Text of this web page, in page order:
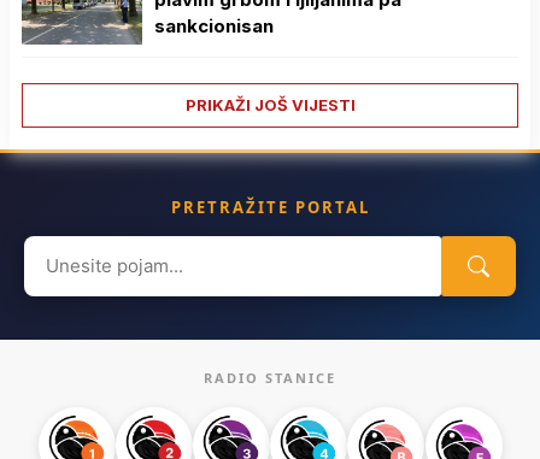
sankcionisan
PRIKAŽI JOŠ VIJESTI
PRETRAŽITE PORTAL
Search
for:
RADIO STANICE